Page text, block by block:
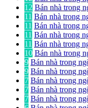
12 Bán nhà trong
11 Bán nhà trong
11 Bán nhà trong
11 Bán nhà trong
11 Bán nhà trong
10 Bán nhà trong
9 Bán nhà trong
9 Bán nhà trong
7 Bán nhà trong
7 Bán nhà trong
7 Bán nhà trong